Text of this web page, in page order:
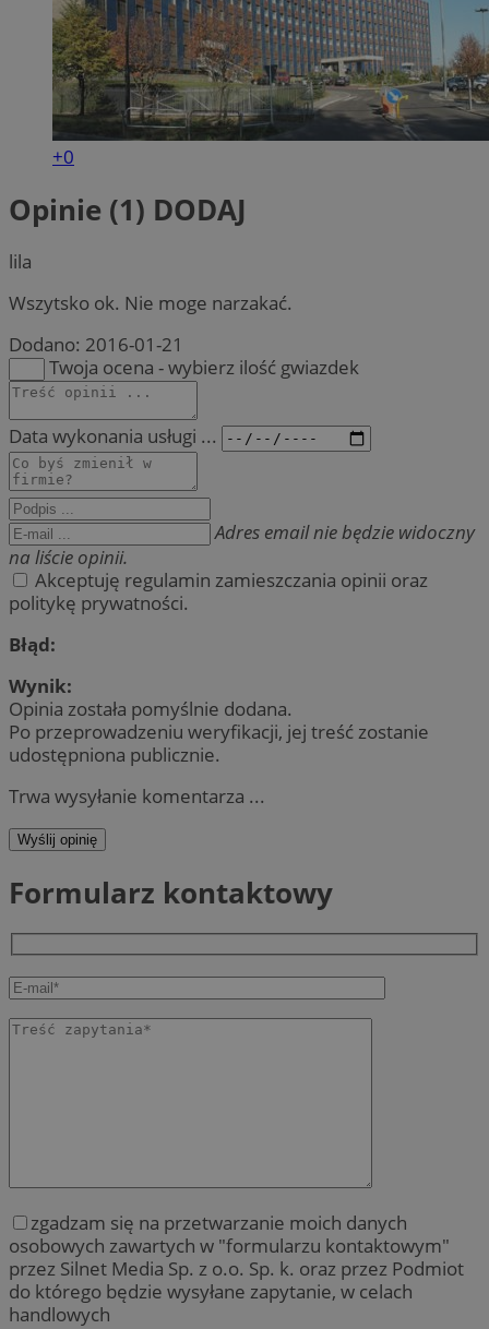
+0
Opinie (1) DODAJ
lila
Wszytsko ok. Nie moge narzakać.
Dodano: 2016-01-21
Twoja ocena - wybierz ilość gwiazdek
Data wykonania usługi ...
Adres email nie będzie widoczny
na liście opinii.
Akceptuję regulamin zamieszczania opinii oraz
politykę prywatności.
Błąd:
Wynik:
Opinia została pomyślnie dodana.
Po przeprowadzeniu weryfikacji, jej treść zostanie
udostępniona publicznie.
Trwa wysyłanie komentarza ...
Wyślij opinię
Formularz kontaktowy
zgadzam się na przetwarzanie moich danych
osobowych zawartych w "formularzu kontaktowym"
przez Silnet Media Sp. z o.o. Sp. k. oraz przez Podmiot
do którego będzie wysyłane zapytanie, w celach
handlowych